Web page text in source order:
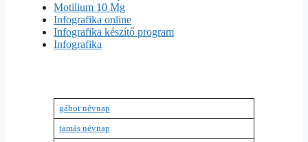
Motilium 10 Mg
Infografika online
Infografika készítő program
Infografika
gábor névnap
tamás névnap